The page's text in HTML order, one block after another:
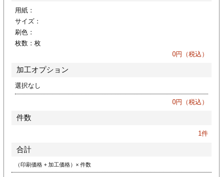
印刷
リーブ印刷
印刷
ァイル印刷
リーブ
用紙：
サイズ：
刷色：
枚数： 枚
0円（税込）
加工オプション
選択なし
0円（税込）
件数
1件
合計
（印刷価格 + 加工価格）× 件数